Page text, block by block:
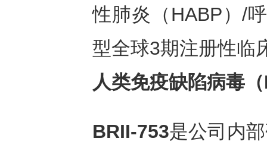
性肺炎（HABP）/
型全球3期注册性临
人类免疫缺陷病毒（
BRII-753是公司内